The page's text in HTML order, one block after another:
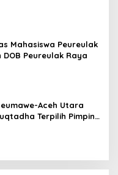
Mahasiswa Peureulak
Peureulak Raya
Aceh Utara
Terpilih Pimpin